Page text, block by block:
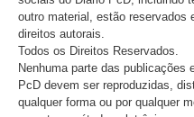
outro material, estão reservados
direitos autorais.
Todos os Direitos Reservados.
Nenhuma parte das
PcD devem ser reproduzidas,
qualquer forma ou por qualquer